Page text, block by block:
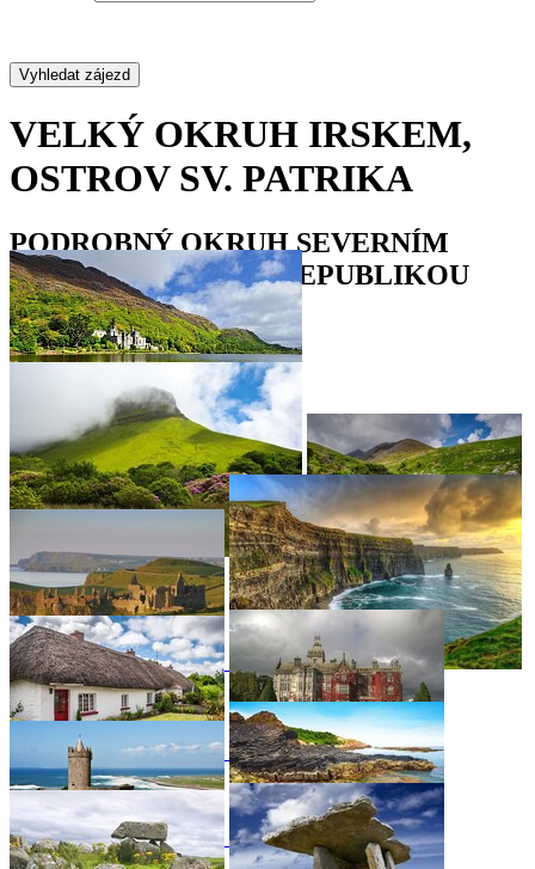
VELKÝ OKRUH IRSKEM,
OSTROV SV. PATRIKA
PODROBNÝ OKRUH SEVERNÍM
IRSKEM A IRSKOU REPUBLIKOU
••••••••••••